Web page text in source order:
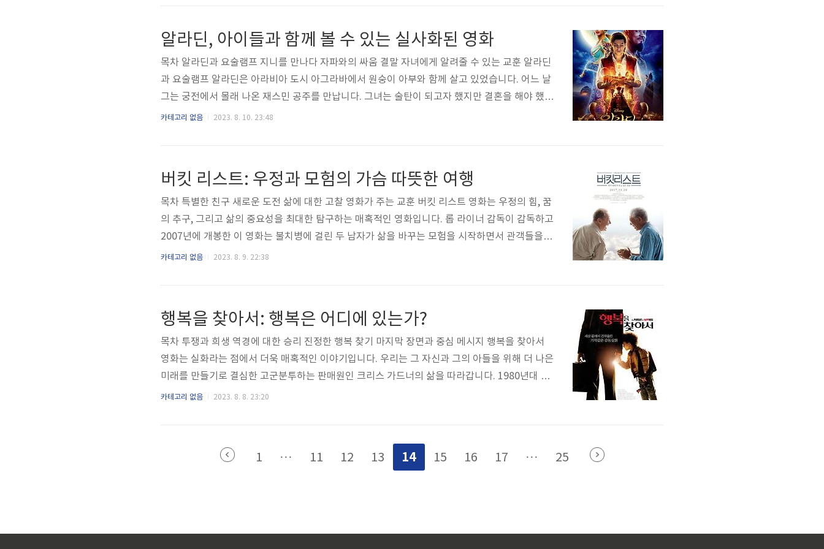
la는 그 아기를 발견하고 그를 그녀의 것..
알라딘, 아이들과 함께 볼 수 있는 실사화된 영화
목차 알라딘과 요술램프 지니를 만나다 자파와의 싸움 결말 자녀에게 알려줄 수 있는 교훈 알라딘
과 요술램프 알라딘은 아라비아 도시 아그라바에서 원숭이 아부와 함께 살고 있었습니다. 어느 날
그는 궁전에서 몰래 나온 재스민 공주를 만납니다. 그녀는 술탄이 되고자 했지만 결혼을 해야 했습
니다. 알라딘은 공주와의 첫 만남 이후 그녀를 다시 만나고 싶어 했습니다. 그래서 왕궁으로 몰래
발견하게 됩니다. 알라딘은 램프를 자파에게 주지만 자파는 배..
카테고리 없음 2023. 8. 10. 23:48
버킷 리스트: 우정과 모험의 가슴 따뜻한 여행
목차 특별한 친구 새로운 도전 삶에 대한 고찰 영화가 주는 교훈 버킷 리스트 영화는 우정의 힘, 꿈
의 추구, 그리고 삶의 중요성을 최대한 탐구하는 매혹적인 영화입니다. 롭 라이너 감독이 감독하고
2007년에 개봉한 이 영화는 불치병에 걸린 두 남자가 삶을 바꾸는 모험을 시작하면서 관객들을
감정적인 롤러코스터에 오르게 합니다. 사람이 죽음을 생각한다면 현재를 더욱 의미 있고 보람 있
안 병원에서 만나고, 그들의 초기 만남은..
카테고리 없음 2023. 8. 9. 22:38
행복을 찾아서: 행복은 어디에 있는가?
목차 투쟁과 희생 역경에 대한 승리 진정한 행복 찾기 마지막 장면과 중심 메시지 행복을 찾아서
영화는 실화라는 점에서 더욱 매혹적인 이야기입니다. 우리는 그 자신과 그의 아들을 위해 더 나은
미래를 만들기로 결심한 고군분투하는 판매원인 크리스 가드너의 삶을 따라갑니다. 1980년대 샌
프란시스코를 배경으로 한 이 영감을 주는 실화는 인내, 회복력, 그리고 변함없는 희망의 힘을 강
첫 번째 장에서, 우리는 크리스 가드너의 어려운 상황을 탐구합니다. 그의 저축액을 시장 수요가
제한된 의료 기기인 골밀도 스캐너에 투자한 후, 크..
카테고리 없음 2023. 8. 8. 23:20
1 ··· 11 12 13 14 15 16 17 ··· 25